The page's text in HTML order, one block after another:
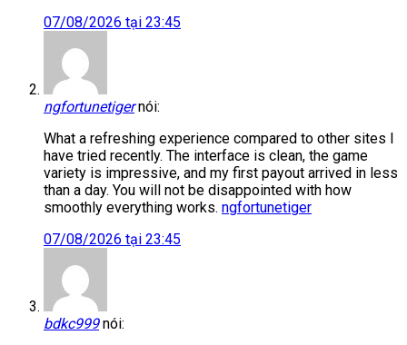
07/08/2026 tại 23:45
ngfortunetiger nói:
What a refreshing experience compared to other sites I
have tried recently. The interface is clean, the game
variety is impressive, and my first payout arrived in less
than a day. You will not be disappointed with how
smoothly everything works. ngfortunetiger
07/08/2026 tại 23:45
bdkc999 nói: